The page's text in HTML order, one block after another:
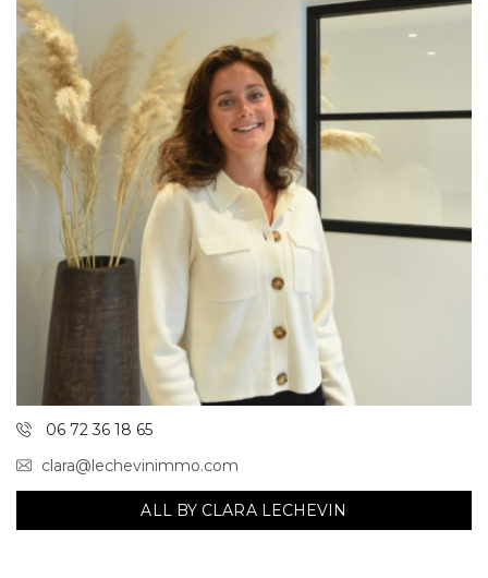
06 72 36 18 65
clara@lechevinimmo.com
ALL BY CLARA LECHEVIN